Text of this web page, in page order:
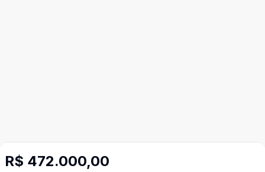
R$ 472.000,00